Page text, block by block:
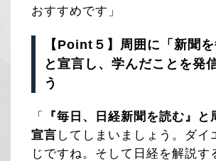
おすすめです」
【Point５】周囲に「新聞を
と宣言し、学んだことを発
う
「
『毎日、日経新聞を読む』と
宣言 してしまいましょう。ダイ
じですね。そして日経を解説す